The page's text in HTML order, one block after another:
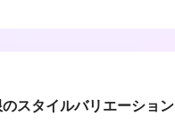
スタイルバリエーション